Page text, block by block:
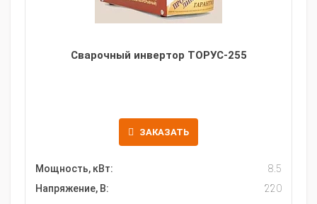
Сварочный инвертор ТОРУС-255
ЗАКАЗАТЬ
Мощность, кВт:
8.5
Напряжение, В:
220